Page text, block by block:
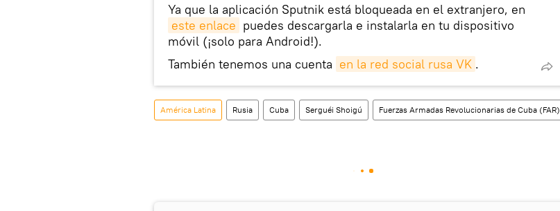
Ya que la aplicación Sputnik está bloqueada en el extranjero, en
este enlace puedes descargarla e instalarla en tu dispositivo
móvil (¡solo para Android!).
También tenemos una cuenta en la red social rusa VK .
América Latina Rusia Cuba Serguéi Shoigú Fuerzas Armadas Revolucionarias de Cuba (FAR)